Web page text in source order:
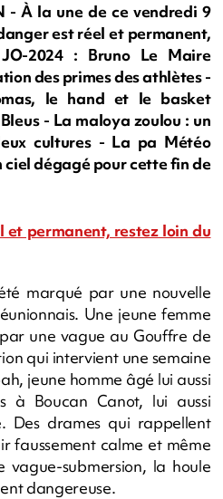
- À la une de ce vendredi 9
est réel et permanent,
2024 : Bruno Le Maire
des primes des athlètes -
le hand et le basket
- La maloya zoulou : un
cultures - La pa Météo
ciel dégagé pour cette fin de
et permanent, restez loin du
marqué par une nouvelle
Une jeune femme
une vague au Gouffre de
qui intervient une semaine
jeune homme âgé lui aussi
à Boucan Canot, lui aussi
Des drames qui rappellent
faussement calme et même
submersion, la houle
dangereuse.